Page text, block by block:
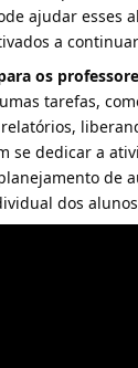
ajudar esses
a
os
tarefas,
se dedicar a
de
dos